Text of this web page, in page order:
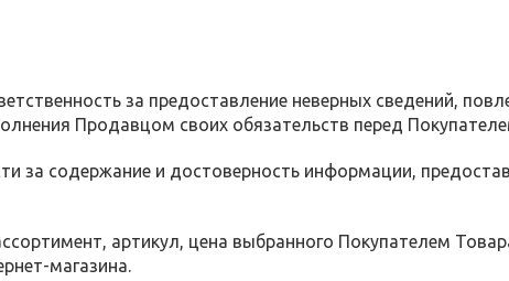
за предоставление неверных сведений,
Продавцом своих обязательств перед
за содержание и достоверность информации,
артикул, цена выбранного Покупателем
магазина.